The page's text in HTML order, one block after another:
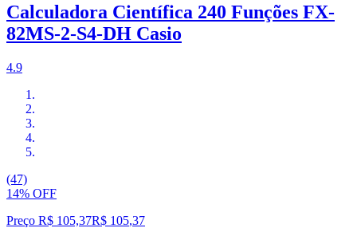
Calculadora Científica 240 Funções FX-
82MS-2-S4-DH Casio
4.9
(47)
14% OFF
Preço R$ 105,37R$ 105,37